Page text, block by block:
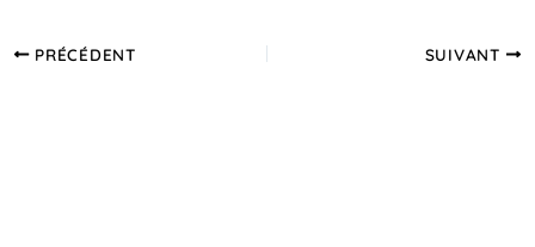
PRÉCÉDENT SUIVANT